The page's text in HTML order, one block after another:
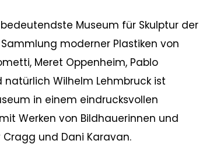
Museum für Skulptur der
moderner Plastiken von
Meret Oppenheim, Pablo
natürlich Wilhelm Lehmbruck ist
in einem eindrucksvollen
Werken von Bildhauerinnen und
Cragg und Dani Karavan.